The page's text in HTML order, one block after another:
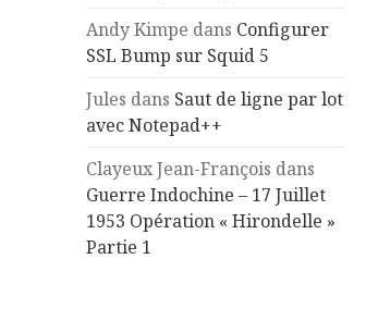
Andy Kimpe dans Configurer
SSL Bump sur Squid 5
Jules dans Saut de ligne par lot
avec Notepad++
Clayeux Jean-François dans
Guerre Indochine – 17 Juillet
1953 Opération « Hirondelle »
Partie 1